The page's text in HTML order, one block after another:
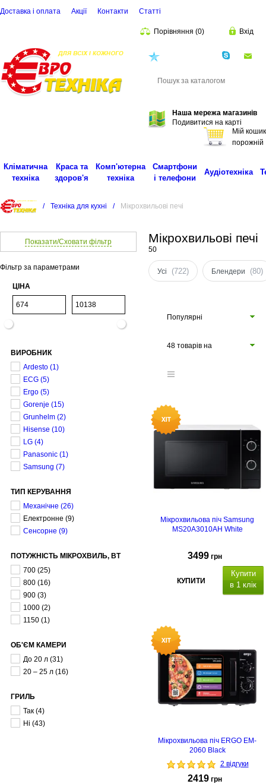
Доставка і оплата Акції Контакти Статті
Порівняння (0) Вхід
Наша мережа магазинів
Подивитися на карті
Мій кошик
порожній
Кліматична
техніка
Краса та
здоров'я
Комп'ютерна
техніка
Смартфони
і телефони
Аудіотехніка
/ Техніка для кухні / Мікрохвильові печі
Показати/Сховати фільтр
Фільтр за параметрами
ЦІНА
ВИРОБНИК
Ardesto (1)
ECG (5)
Ergo (5)
Gorenje (15)
Grunhelm (2)
Hisense (10)
LG (4)
Panasonic (1)
Samsung (7)
ТИП КЕРУВАННЯ
Механічне (26)
Електронне (9)
Сенсорне (9)
ПОТУЖНІСТЬ МІКРОХВИЛЬ, ВТ
700 (25)
800 (16)
900 (3)
1000 (2)
1150 (1)
ОБ'ЄМ КАМЕРИ
До 20 л (31)
20 – 25 л (16)
ГРИЛЬ
Так (4)
Ні (43)
Мікрохвильові печі
50
Усі (722) Блендери (80)
Популярні
48 товарів на
Мікрохвильова піч Samsung
MS20A3010AH White
3499 грн
КУПИТИ
Купити
в 1 клік
Мікрохвильова піч ERGO EM-
2060 Black
2 відгуки
2419 грн